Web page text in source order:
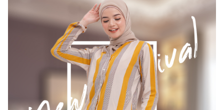
digiling dahulu serta dimakan mentah. Bisa
digabungkan pada serela makanan pagi, sup
pakai minyak biji-bijian atau minyak zaitun yang
cold pressed serta extra virgin. Jauhi seluruh
gorengan serta makanan yang diolah terlalu
berlebih.